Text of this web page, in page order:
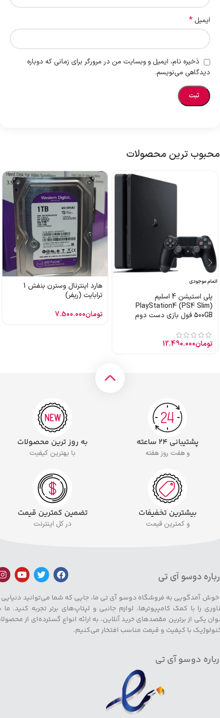
ایمیل *
ذخیره نام، ایمیل و وبسایت من در مرورگر برای زمانی که دوباره
دیدگاهی می‌نویسم.
محبوب ترین محصولات
اتمام موجودی
پلی استیشن 4 اسلیم
PlayStation4 (PS4 Slim)
500GB فول بازی دست دوم
تومان12.490.000
هارد اینترنال وسترن بنفش 1
ترابایت (ریفر)
تومان7.500.000
پشتیبانی ۲۴ ساعته
و هفت روز هفته
به روز ترین محصولات
با بهترین کیفیت
بیشترین تخفیفات
و کمترین قیمت
تضمین کمترین قیمت
در کل اینترنت
دوسو آی تی
خوش آمدگویی به فروشگاه دوسو آی تی ما، جایی که شما می‌توانید دنیایی
را با کمک کامپیوترها، لوازم جانبی و لپتاپ‌های برتر تجربه کنید. ما
یکی از برترین مقصدهای خرید آنلاین، به ارائه انواع گسترده‌ای از
با کیفیت و قیمت مناسب افتخار می‌کنیم.
دوسو آی تی